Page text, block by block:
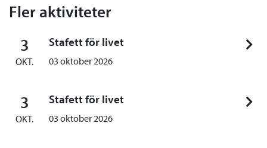
Fler aktiviteter
3
OKT.
Stafett för livet
03 oktober 2026
3
OKT.
Stafett för livet
03 oktober 2026